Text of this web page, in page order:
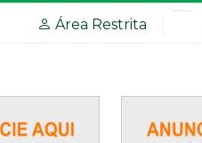
Área Restrita